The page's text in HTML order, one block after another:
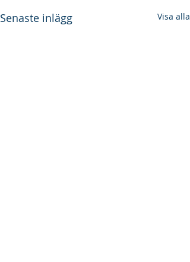
Senaste inlägg Visa alla